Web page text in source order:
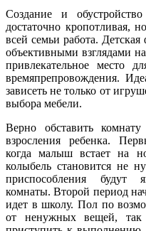
Создание и
достаточно кропотливая,
всей семьи работа.
объективными взглядами
привлекательное место
времяпрепровождения.
зависеть не только от
выбора мебели.
Верно обставить
взросления ребенка.
когда малыш встает на
колыбель становится не
приспособления будут
комнаты. Второй период
идет в школу. Пол по
от ненужных вещей, так